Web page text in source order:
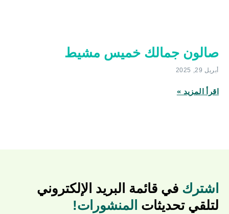
صالون جمالك خميس مشيط
أبريل 29, 2025
اقرأ المزيد »
اشترك في قائمة البريد الإلكتروني
لتلقي تحديثات المنشورات!